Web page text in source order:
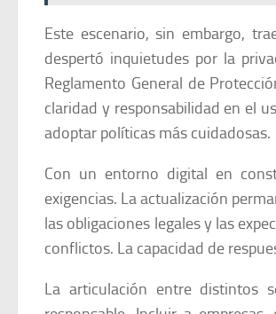
Este escenario, sin embargo,
despertó inquietudes por la
Reglamento General de
claridad y responsabilidad en el
adoptar políticas más cuidadosas.
Con un entorno digital en
exigencias. La actualización
las obligaciones legales y las
conflictos. La capacidad de
La articulación entre distintos